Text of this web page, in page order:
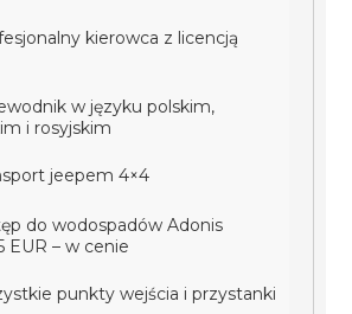
kierowca z licencją
w języku polskim,
i rosyjskim
jeepem 4×4
do wodospadów Adonis
EUR – w cenie
punkty wejścia i przystanki